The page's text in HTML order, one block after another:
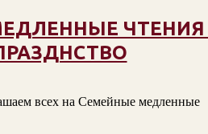
ЧТЕНИЯ
всех на Семейные медленные